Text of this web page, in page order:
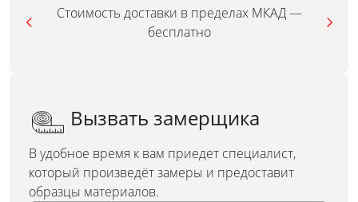
Стоимость доставки в пределах МКАД —
бесплатно
Вызвать замерщика
В удобное время к вам приедет специалист,
который произведёт замеры и предоставит
образцы материалов.